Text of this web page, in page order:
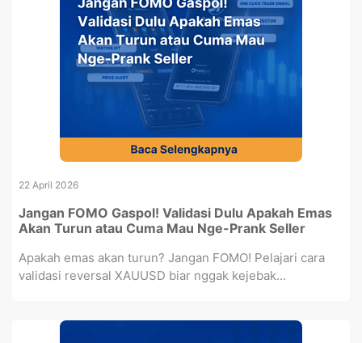
22 April 2026
Jangan FOMO Gaspol! Validasi Dulu Apakah Emas
Akan Turun atau Cuma Mau Nge-Prank Seller
Apakah emas akan turun? Jangan FOMO! Pelajari cara
validasi reversal XAUUSD biar nggak kejebak...